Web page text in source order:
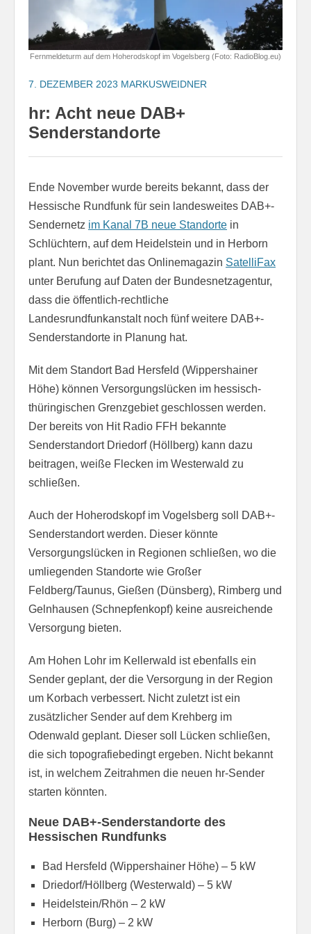
Fernmeldeturm auf dem Hoherodskopf im Vogelsberg (Foto: RadioBlog.eu)
7. DEZEMBER 2023 MARKUSWEIDNER
hr: Acht neue DAB+
Senderstandorte
Ende November wurde bereits bekannt, dass der
Hessische Rundfunk für sein landesweites DAB+-
Sendernetz im Kanal 7B neue Standorte in
Schlüchtern, auf dem Heidelstein und in Herborn
plant. Nun berichtet das Onlinemagazin SatelliFax
unter Berufung auf Daten der Bundesnetzagentur,
dass die öffentlich-rechtliche
Landesrundfunkanstalt noch fünf weitere DAB+-
Senderstandorte in Planung hat.
Mit dem Standort Bad Hersfeld (Wippershainer
Höhe) können Versorgungslücken im hessisch-
thüringischen Grenzgebiet geschlossen werden.
Der bereits von Hit Radio FFH bekannte
Senderstandort Driedorf (Höllberg) kann dazu
beitragen, weiße Flecken im Westerwald zu
schließen.
Auch der Hoherodskopf im Vogelsberg soll DAB+-
Senderstandort werden. Dieser könnte
Versorgungslücken in Regionen schließen, wo die
umliegenden Standorte wie Großer
Feldberg/Taunus, Gießen (Dünsberg), Rimberg und
Gelnhausen (Schnepfenkopf) keine ausreichende
Versorgung bieten.
Am Hohen Lohr im Kellerwald ist ebenfalls ein
Sender geplant, der die Versorgung in der Region
um Korbach verbessert. Nicht zuletzt ist ein
zusätzlicher Sender auf dem Krehberg im
Odenwald geplant. Dieser soll Lücken schließen,
die sich topografiebedingt ergeben. Nicht bekannt
ist, in welchem Zeitrahmen die neuen hr-Sender
starten könnten.
Neue DAB+-Senderstandorte des
Hessischen Rundfunks
Bad Hersfeld (Wippershainer Höhe) – 5 kW
Driedorf/Höllberg (Westerwald) – 5 kW
Heidelstein/Rhön – 2 kW
Herborn (Burg) – 2 kW